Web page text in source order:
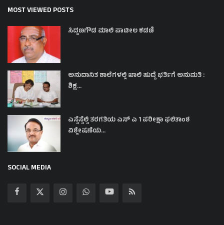
MOST VIEWED POSTS
ಸಿದ್ದಣಗೌಡ ಮಾಲಿ ಪಾಟೀಲ ಕಡಣಿ
ಅನುದಾನಿತ ಶಾಲೆಗಳಲ್ಲಿ ಖಾಲಿ ಹುದ್ದೆ ಭರ್ತಿಗೆ ಅನುಮತಿ :
ಶಿಕ್ಷ...
ಎಸ್ಸೆಸ್ಸೆಲ್ಸಿ ತರಗತಿಯ ಎಸ್ ಎ 1 ಪರೀಕ್ಷಾ ಫಲಿತಾಂಶ
ವಿಶ್ಲೇಷಣೆಯ...
SOCIAL MEDIA